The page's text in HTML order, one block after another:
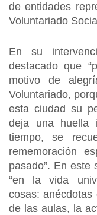
de entidades
Voluntariado
En su
destacado que
motivo de
Voluntariado,
esta ciudad su
deja una huella
tiempo, se
rememoración
pasado”. En este
“en la vida
cosas:
de las aulas, la